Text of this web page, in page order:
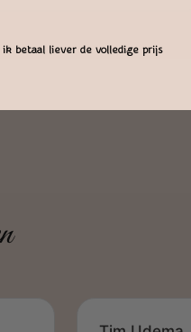
betaal liever de volledige prijs